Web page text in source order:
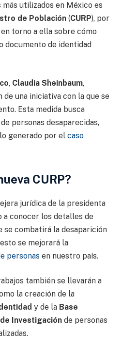
utilizados en México es
de Población (CURP), por
torno a ella sobre cómo
documento de identidad
, Claudia Sheinbaum,
una iniciativa con la que se
Esta medida busca
personas desaparecidas,
generado por el caso
CURP?
jurídica de la presidenta
a conocer los detalles de
se combatirá la desaparición
se mejorará la
personas en nuestro país.
también se llevarán a
la creación de la
y de la Base
Investigación de personas